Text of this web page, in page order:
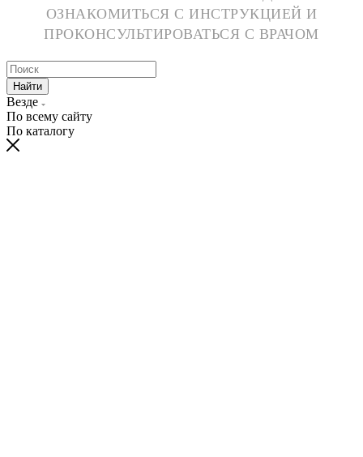
ОЗНАКОМИТЬСЯ С ИНСТРУКЦИЕЙ И
ПРОКОНСУЛЬТИРОВАТЬСЯ С ВРАЧОМ
Найти
Везде
По всему сайту
По каталогу